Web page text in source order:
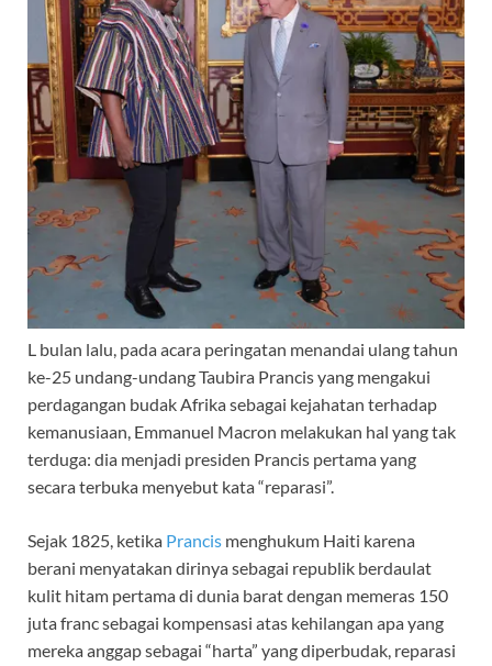
L bulan lalu, pada acara peringatan menandai ulang tahun
ke-25 undang-undang Taubira Prancis yang mengakui
perdagangan budak Afrika sebagai kejahatan terhadap
kemanusiaan, Emmanuel Macron melakukan hal yang tak
terduga: dia menjadi presiden Prancis pertama yang
secara terbuka menyebut kata “reparasi”.
Sejak 1825, ketika Prancis menghukum Haiti karena
berani menyatakan dirinya sebagai republik berdaulat
kulit hitam pertama di dunia barat dengan memeras 150
juta franc sebagai kompensasi atas kehilangan apa yang
mereka anggap sebagai “harta” yang diperbudak, reparasi